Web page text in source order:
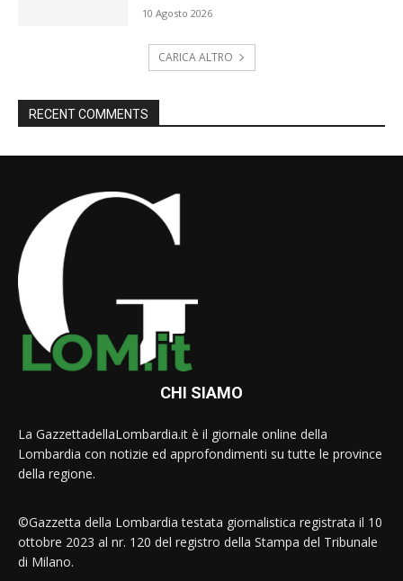
10 Agosto 2026
CARICA ALTRO
RECENT COMMENTS
CHI SIAMO
La GazzettadellaLombardia.it è il giornale online della
Lombardia con notizie ed approfondimenti su tutte le province
della regione.
©Gazzetta della Lombardia testata giornalistica registrata il 10
ottobre 2023 al nr. 120 del registro della Stampa del Tribunale
di Milano.